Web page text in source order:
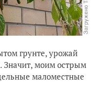
грунте, урожай
Значит, моим острым
маломестные